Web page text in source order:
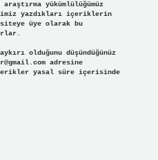
yükümlülüğümüz
yazdıkları içeriklerin
üye olarak bu
olduğunu düşündüğünüz
adresine
yasal süre içerisinde